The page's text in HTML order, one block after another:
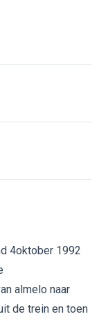
4oktober 1992
almelo naar
de trein en toen